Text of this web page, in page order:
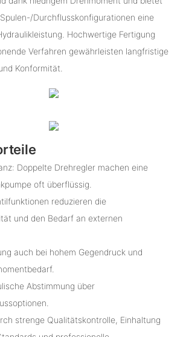
Durchflusskonfigurationen eine
Hochwertige Fertigung
Verfahren gewährleisten langfristige
Konformität.
Doppelte Drehregler machen eine
oft überflüssig.
reduzieren die
und den Bedarf an externen
auch bei hohem Gegendruck und
Abstimmung über
strenge Qualitätskontrolle, Einhaltung